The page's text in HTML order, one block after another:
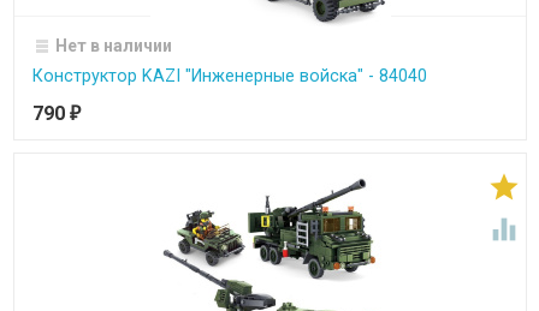
Нет в наличии
Конструктор KAZI "Инженерные войска" - 84040
790 ₽

